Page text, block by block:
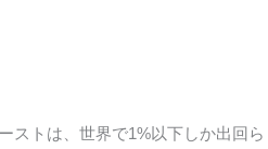
ストは、世界で1%以下しか出回ら